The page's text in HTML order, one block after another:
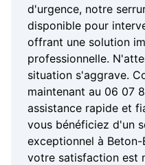
d'urgence, notre
disponible pour
offrant une solution
professionnelle.
situation s'aggrave.
maintenant au 06 07
assistance rapide et
vous bénéficiez d'un
exceptionnel à
votre satisfaction est